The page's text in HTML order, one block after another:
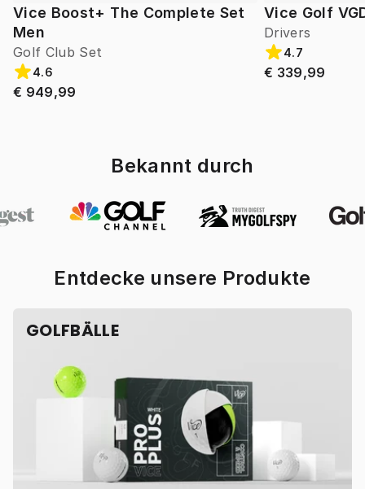
Vice Boost+ The Complete Set
Men
Golf Club Set
4.6
€ 949,99
Vice Golf
Drivers
4.7
€ 339,99
Bekannt durch
Entdecke unsere Produkte
GOLFBÄLLE